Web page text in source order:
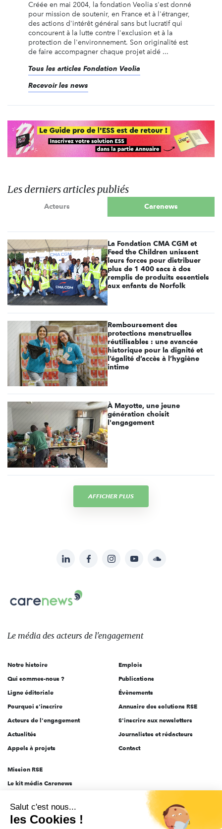
Créée en mai 2004, la fondation Veolia s'est donné
pour mission de soutenir, en France et à l'étranger,
des actions d'intérêt général sans but lucratif qui
concourent à la lutte contre l'exclusion et à la
protection de l'environnement. Son originalité est
de faire accompagner chaque projet aidé ...
Tous les articles Fondation Veolia
Recevoir les news
Les derniers articles publiés
Acteurs Carenews
La Fondation CMA CGM et
Feed the Children unissent
leurs forces pour distribuer
plus de 1 400 sacs à dos
remplis de produits essentiels
aux enfants de Norfolk
Remboursement des
protections menstruelles
réutilisables : une avancée
historique pour la dignité et
l’égalité d’accès à l’hygiène
intime
À Mayotte, une jeune
génération choisit
l'engagement
AFFICHER PLUS
sur:
LinkedInFacebookInstagramYouTubeSoundcloud
Carenews,
Le
des
l'engagement
Le média des acteurs de l'engagement
Notre histoire
Qui sommes-nous ?
Ligne éditoriale
Pourquoi s'inscrire
Acteurs de l'engagement
Actualités
Appels à projets
Emplois
Publications
Évènements
Annuaire des solutions RSE
S'inscrire aux newsletters
Journalistes et rédacteurs
Contact
Mission RSE
Le kit média Carenews
AEF info
Novethic
Salut c'est nous...
les Cookies !